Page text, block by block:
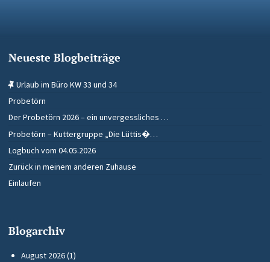
Neueste Blogbeiträge
Urlaub im Büro KW 33 und 34
Probetörn
Der Probetörn 2026 – ein unvergessliches …
Probetörn – Kuttergruppe „Die Lüttis�…
Logbuch vom 04.05.2026
Zurück in meinem anderen Zuhause
Einlaufen
Blogarchiv
August 2026(1)